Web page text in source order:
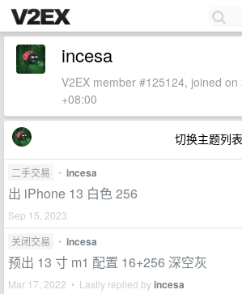
incesa
V2EX member #125124, joined
+08:00
切换主题列表
二手交易 • incesa
出 iPhone 13 白色 256
Sep 15, 2023
关闭交易
• incesa
预出 13 寸 m1 配置 16+256 深空灰
Mar 17, 2022 • Lastly replied byincesa